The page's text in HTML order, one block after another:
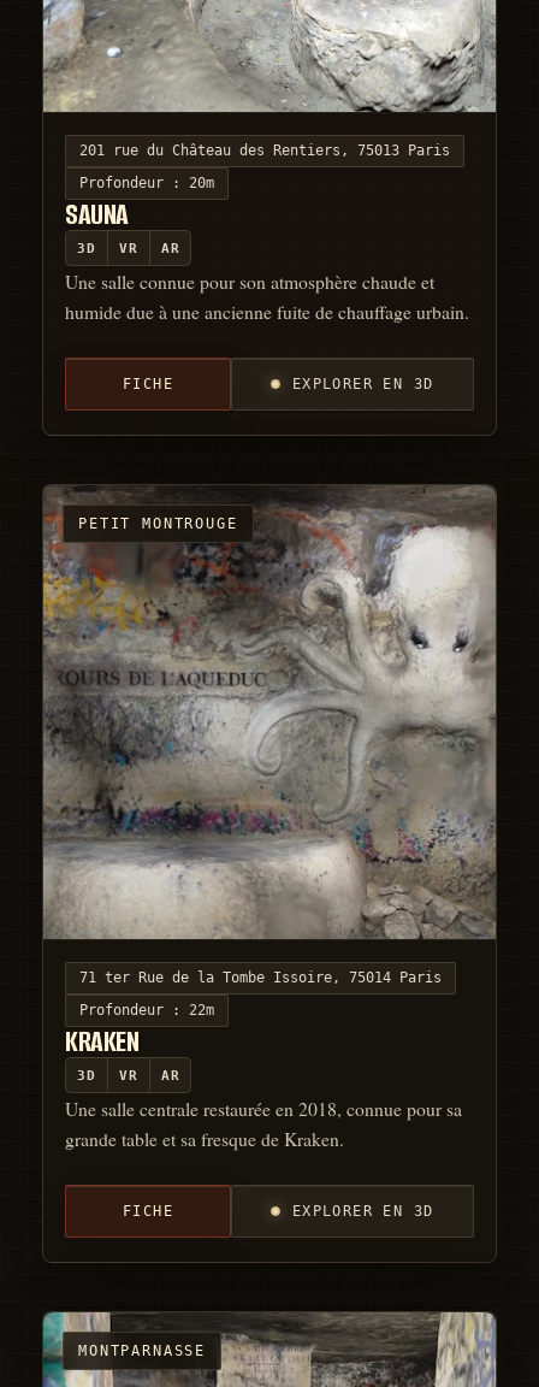
201 rue du Château des Rentiers, 75013 Paris
Profondeur : 20m
SAUNA
3D VR AR
Une salle connue pour son atmosphère chaude et
humide due à une ancienne fuite de chauffage urbain.
FICHE EXPLORER EN 3D
PETIT MONTROUGE
71 ter Rue de la Tombe Issoire, 75014 Paris
Profondeur : 22m
KRAKEN
3D VR AR
Une salle centrale restaurée en 2018, connue pour sa
grande table et sa fresque de Kraken.
FICHE EXPLORER EN 3D
MONTPARNASSE